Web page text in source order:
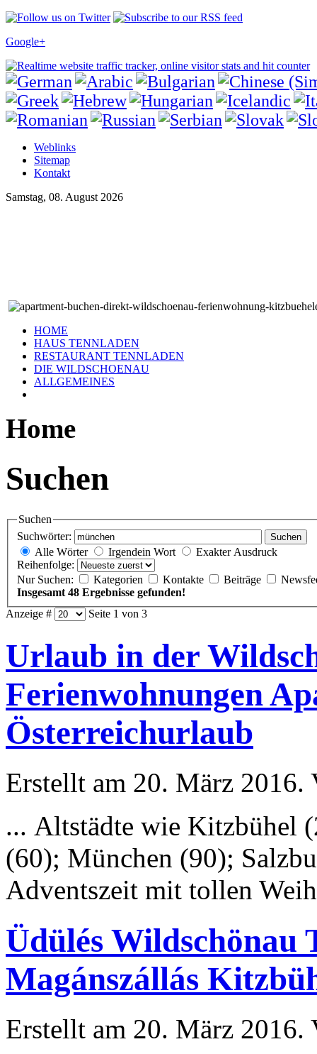
Google+
Weblinks
Sitemap
Kontakt
Samstag, 08. August 2026
HOME
HAUS TENNLADEN
RESTAURANT TENNLADEN
DIE WILDSCHOENAU
ALLGEMEINES
Home
Suchen
Suchen
Suchwörter:
Suchen
Alle Wörter Irgendein Wort
Exakter Ausdruck
Reihenfolge:
Nur Suchen:
Kategorien Kontakte Beiträge
Insgesamt 48 Ergebnisse gefunden!
Anzeige #
Seite 1 von 3
Urlaub in der
Ferienwohnungen
Österreichurlaub
Erstellt am 20. März
... Altstädte wie Kitzbühel
(60); München (90);
Adventszeit mit tollen
Üdülés
Magánszállás
Erstellt am 20. März